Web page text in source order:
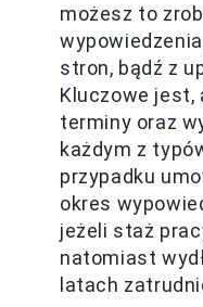
możesz to
stron, bądź z
Kluczowe jest,
terminy oraz
każdym z
przypadku
okres
jeżeli staż
natomiast
latach